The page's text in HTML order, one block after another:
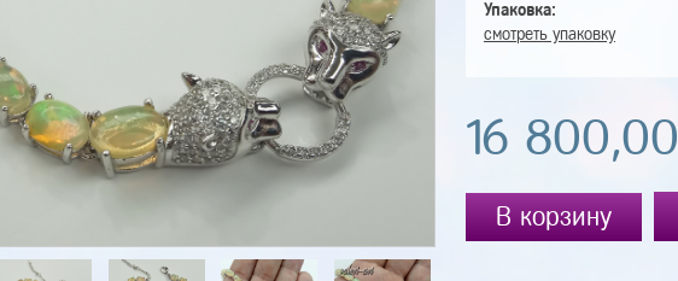
Упаковка:
смотреть упаковку
16 800,00
В корзину